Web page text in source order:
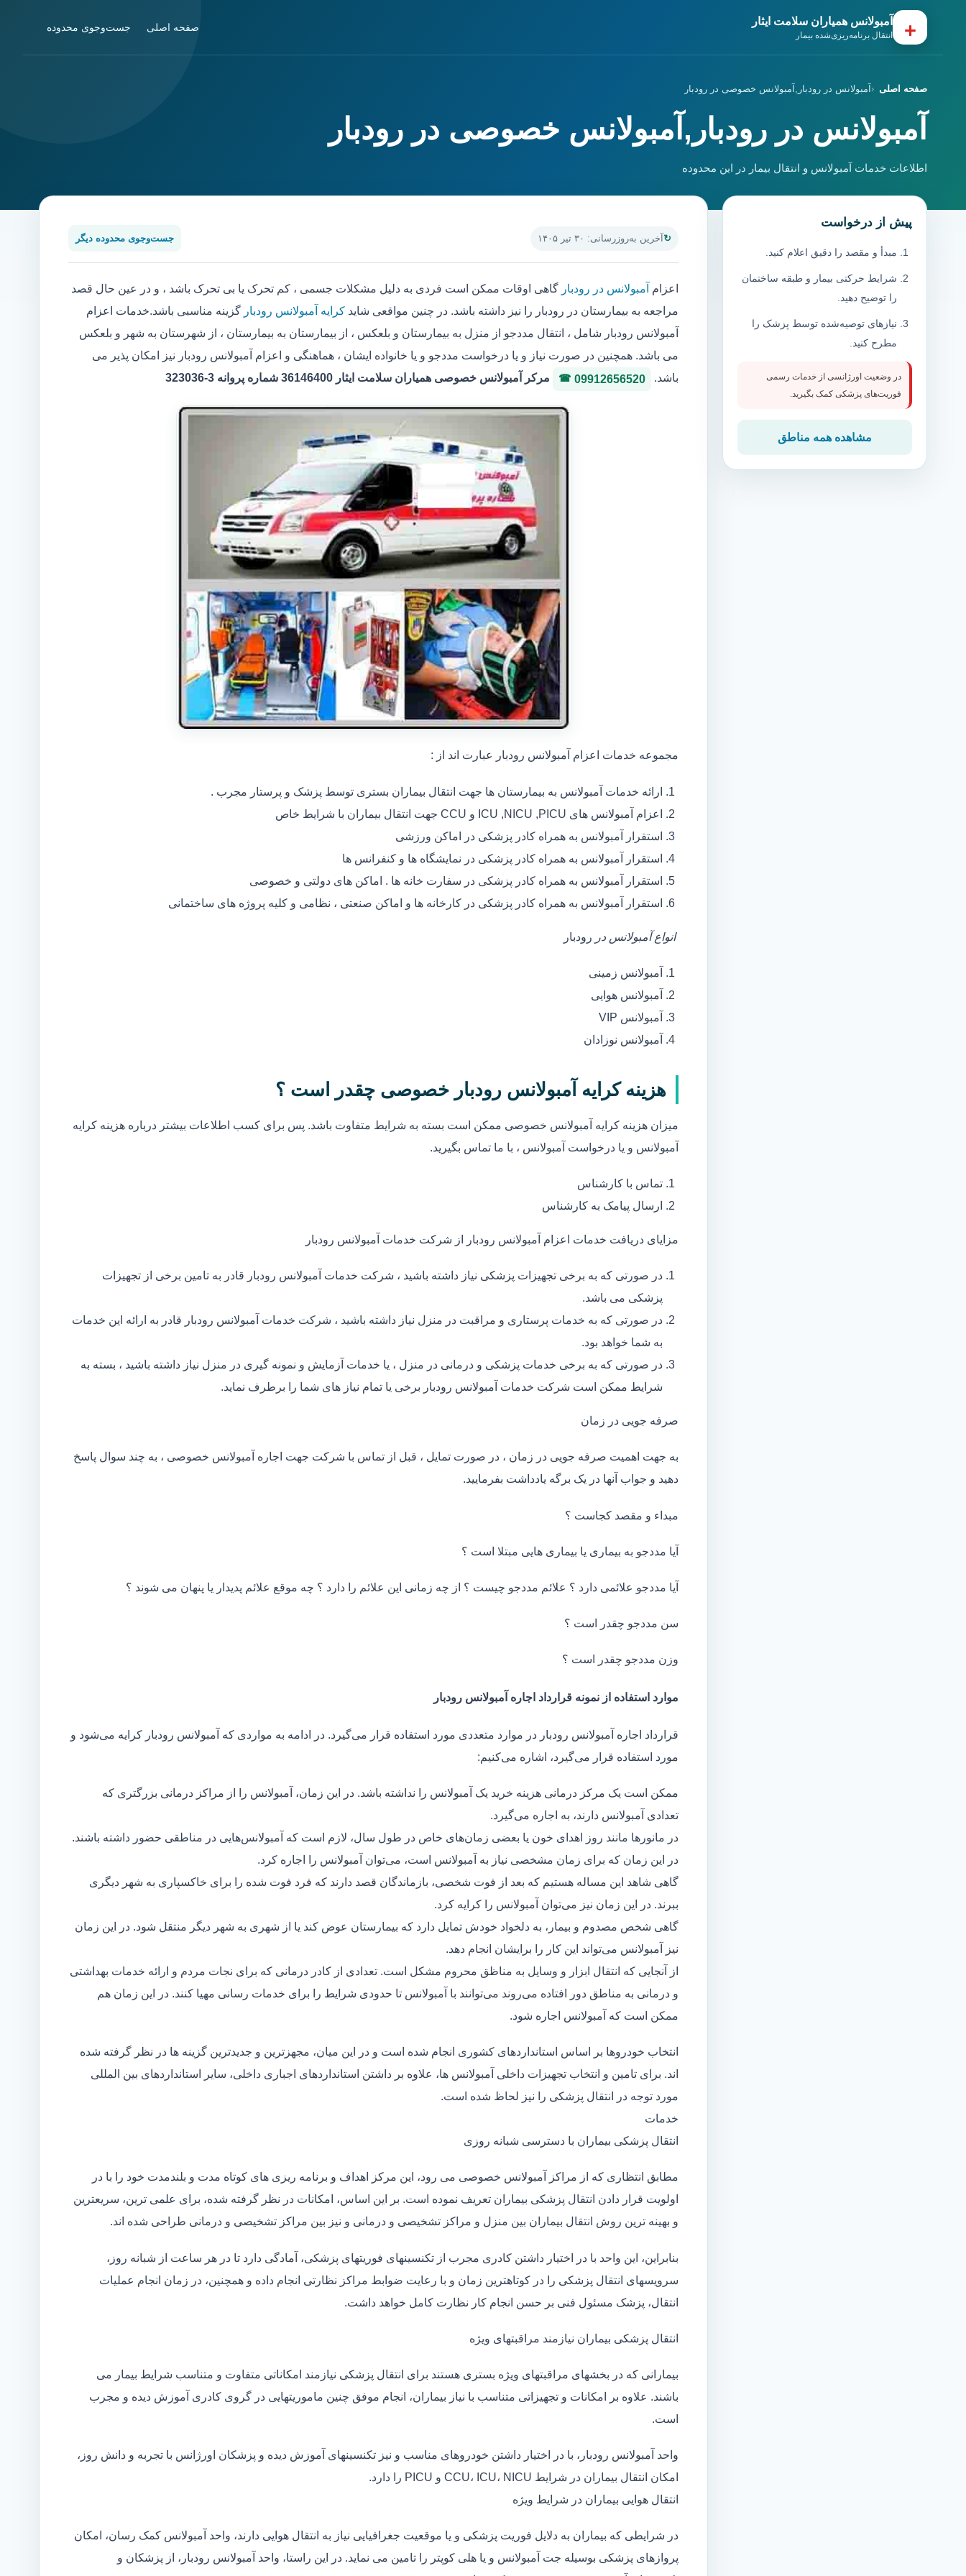
+ آمبولانس همیاران سلامت ایثار
انتقال برنامه‌ریزی‌شده بیمار
صفحه اصلی جست‌وجوی محدوده
صفحه اصلی آمبولانس در رودبار,آمبولانس خصوصی در رودبار
آمبولانس در رودبار,آمبولانس خصوصی در رودبار
اطلاعات خدمات آمبولانس و انتقال بیمار در این محدوده
آخرین به‌روزرسانی: ۳۰ تیر ۱۴۰۵ جست‌وجوی محدوده دیگر
اعزام آمبولانس در رودبار گاهی اوقات ممکن است فردی به دلیل مشکلات جسمی ، کم تحرک یا بی تحرک باشد ، و در عین حال قصد
مراجعه به بیمارستان در رودبار را نیز داشته باشد. در چنین مواقعی شاید کرایه آمبولانس رودبار گزینه مناسبی باشد.خدمات اعزام
آمبولانس رودبار شامل ، انتقال مددجو از منزل به بیمارستان و بلعکس ، از بیمارستان به بیمارستان ، از شهرستان به شهر و بلعکس
می باشد. همچنین در صورت نیاز و یا درخواست مددجو و یا خانواده ایشان ، هماهنگی و اعزام آمبولانس رودبار نیز امکان پذیر می
باشد.
09912656520 مرکر آمبولانس خصوصی همیاران سلامت ایثار 36146400 شماره پروانه 3-323036
مجموعه خدمات اعزام آمبولانس رودبار عبارت اند از :
ارائه خدمات آمبولانس به بیمارستان ها جهت انتقال بیماران بستری توسط پزشک و پرستار مجرب .
اعزام آمبولانس های ICU ,NICU ,PICU و CCU جهت انتقال بیماران با شرایط خاص
استقرار آمبولانس به همراه کادر پزشکی در اماکن ورزشی
استقرار آمبولانس به همراه کادر پزشکی در نمایشگاه ها و کنفرانس ها
استقرار آمبولانس به همراه کادر پزشکی در سفارت خانه ها . اماکن های دولتی و خصوصی
استقرار آمبولانس به همراه کادر پزشکی در کارخانه ها و اماکن صنعتی ، نظامی و کلیه پروژه های ساختمانی
انواع آمبولانس در رودبار
آمبولانس زمینی
آمبولانس هوایی
آمبولانس VIP
آمبولانس نوزادان
هزینه کرایه آمبولانس رودبار خصوصی چقدر است ؟
میزان هزینه کرایه آمبولانس خصوصی ممکن است بسته به شرایط متفاوت باشد. پس برای کسب اطلاعات بیشتر درباره هزینه کرایه
آمبولانس و یا درخواست آمبولانس ، با ما تماس بگیرید.
تماس با کارشناس
ارسال پیامک به کارشناس
مزایای دریافت خدمات اعزام آمبولانس رودبار از شرکت خدمات آمبولانس رودبار
در صورتی که به برخی تجهیزات پزشکی نیاز داشته باشید ، شرکت خدمات آمبولانس رودبار قادر به تامین برخی از تجهیزات
پزشکی می باشد.
در صورتی که به خدمات پرستاری و مراقبت در منزل نیاز داشته باشید ، شرکت خدمات آمبولانس رودبار قادر به ارائه این خدمات
به شما خواهد بود.
در صورتی که به برخی خدمات پزشکی و درمانی در منزل ، یا خدمات آزمایش و نمونه گیری در منزل نیاز داشته باشید ، بسته به
شرایط ممکن است شرکت خدمات آمبولانس رودبار برخی یا تمام نیاز های شما را برطرف نماید.
صرفه جویی در زمان
به جهت اهمیت صرفه جویی در زمان ، در صورت تمایل ، قبل از تماس با شرکت جهت اجاره آمبولانس خصوصی ، به چند سوال پاسخ
دهید و جواب آنها در یک برگه یادداشت بفرمایید.
مبداء و مقصد کجاست ؟
آیا مددجو به بیماری یا بیماری هایی مبتلا است ؟
آیا مددجو علائمی دارد ؟ علائم مددجو چیست ؟ از چه زمانی این علائم را دارد ؟ چه موقع علائم پدیدار یا پنهان می شوند ؟
سن مددجو چقدر است ؟
وزن مددجو چقدر است ؟
موارد استفاده از نمونه قرارداد اجاره آمبولانس رودبار
قرارداد اجاره آمبولانس رودبار در موارد متعددی مورد استفاده قرار می‌گیرد. در ادامه به مواردی که آمبولانس رودبار کرایه می‌شود و
مورد استفاده قرار می‌گیرد، اشاره می‌کنیم:
ممکن است یک مرکز درمانی هزینه خرید یک آمبولانس را نداشته باشد. در این زمان، آمبولانس را از مراکز درمانی بزرگتری که
تعدادی آمبولانس دارند، به اجاره می‌گیرد.
در مانور‌ها مانند روز اهدای خون یا بعضی زمان‌های خاص در طول سال، لازم است که آمبولانس‌هایی در مناطقی حضور داشته باشند.
در این زمان که برای زمان مشخصی نیاز به آمبولانس است، می‌توان آمبولانس را اجاره کرد.
گاهی شاهد این مساله هستیم که بعد از فوت شخصی، بازماندگان قصد دارند که فرد فوت شده را برای خاکسپاری به شهر دیگری
ببرند. در این زمان نیز می‌توان آمبولانس را کرایه کرد.
گاهی شخص مصدوم و بیمار، به دلخواد خودش تمایل دارد که بیمارستان عوض کند یا از شهری به شهر دیگر منتقل شود. در این زمان
نیز آمبولانس می‌تواند این کار را برایشان انجام دهد.
از آنجایی که انتقال ابزار و وسایل به مناظق محروم مشکل است. تعدادی از کادر درمانی که برای نجات مردم و ارائه خدمات بهداشتی
و درمانی به مناطق دور افتاده می‌روند می‌توانند با آمبولانس تا حدودی شرایط را برای خدمات رسانی مهیا کنند. در این زمان هم
ممکن است که آمبولانس اجاره شود.
انتخاب خودروها بر اساس استانداردهای کشوری انجام شده است و در این میان، مجهزترین و جدیدترین گزینه ها در نظر گرفته شده
اند. برای تامین و انتخاب تجهیزات داخلی آمبولانس ها، علاوه بر داشتن استانداردهای اجباری داخلی، سایر استانداردهای بین المللی
مورد توجه در انتقال پزشکی را نیز لحاظ شده است.
خدمات
انتقال پزشکی بیماران با دسترسی شبانه روزی
مطابق انتظاری که از مراکز آمبولانس خصوصی می رود، این مرکز اهداف و برنامه ریزی های کوتاه مدت و بلندمدت خود را با در
اولویت قرار دادن انتقال پزشکی بیماران تعریف نموده است. بر این اساس، امکانات در نظر گرفته شده، برای علمی ترین، سریعترین
و بهینه ترین روش انتقال بیماران بین منزل و مراکز تشخیصی و درمانی و نیز بین مراکز تشخیصی و درمانی طراحی شده اند.
بنابراین، این واحد با در اختیار داشتن کادری مجرب از تکنسینهای فوریتهای پزشکی، آمادگی دارد تا در هر ساعت از شبانه روز،
سرویسهای انتقال پزشکی را در کوتاهترین زمان و با رعایت ضوابط مراکز نظارتی انجام داده و همچنین، در زمان انجام عملیات
انتقال، پزشک مسئول فنی بر حسن انجام کار نظارت کامل خواهد داشت.
انتقال پزشکی بیماران نیازمند مراقبتهای ویژه
بیمارانی که در بخشهای مراقبتهای ویژه بستری هستند برای انتقال پزشکی نیازمند امکاناتی متفاوت و متناسب شرایط بیمار می
باشند. علاوه بر امکانات و تجهیزاتی متناسب با نیاز بیماران، انجام موفق چنین ماموریتهایی در گروی کادری آموزش دیده و مجرب
است.
واحد آمبولانس رودبار، با در اختیار داشتن خودروهای مناسب و نیز تکنسینهای آموزش دیده و پزشکان اورژانس با تجربه و دانش روز،
امکان انتقال بیماران در شرایط CCU، ICU، NICU و PICU را دارد.
انتقال هوایی بیماران در شرایط ویژه
در شرایطی که بیماران به دلایل فوریت پزشکی و یا موقعیت جغرافیایی نیاز به انتقال هوایی دارند، واحد آمبولانس کمک رسان، امکان
پروازهای پزشکی بوسیله جت آمبولانس و یا هلی کوپتر را تامین می نماید. در این راستا، واحد آمبولانس رودبار، از پزشکان و
پیش از درخواست
مبدأ و مقصد را دقیق اعلام کنید.
شرایط حرکتی بیمار و طبقه ساختمان
را توضیح دهید.
نیازهای توصیه‌شده توسط پزشک را
مطرح کنید.
در وضعیت اورژانسی از خدمات رسمی
فوریت‌های پزشکی کمک بگیرید.
مشاهده همه مناطق